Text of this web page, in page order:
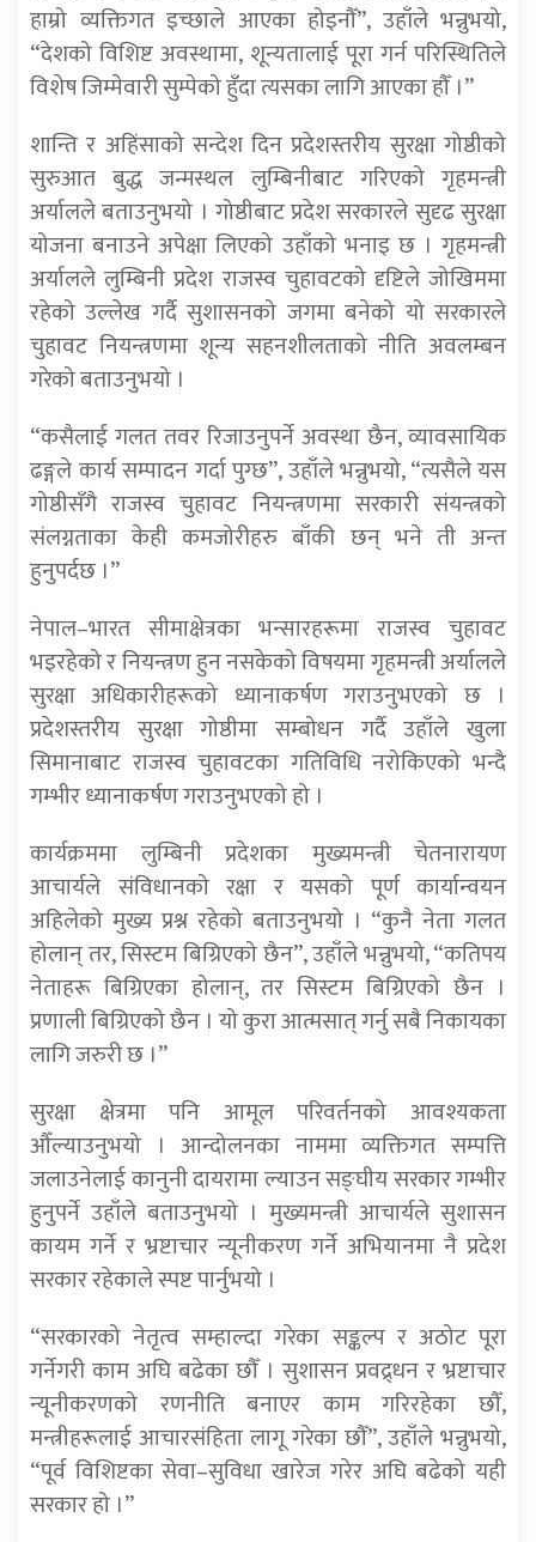
हाम्रो व्यक्तिगत इच्छाले आएका होइनौँ”, उहाँले भन्नुभयो,
“देशको विशिष्ट अवस्थामा, शून्यतालाई पूरा गर्न परिस्थितिले
विशेष जिम्मेवारी सुम्पेको हुँदा त्यसका लागि आएका हौँ ।”
शान्ति र अहिंसाको सन्देश दिन प्रदेशस्तरीय सुरक्षा गोष्ठीको
सुरुआत बुद्ध जन्मस्थल लुम्बिनीबाट गरिएको गृहमन्त्री
अर्यालले बताउनुभयो । गोष्ठीबाट प्रदेश सरकारले सुदृढ सुरक्षा
योजना बनाउने अपेक्षा लिएको उहाँको भनाइ छ । गृहमन्त्री
अर्यालले लुम्बिनी प्रदेश राजस्व चुहावटको दृष्टिले जोखिममा
रहेको उल्लेख गर्दै सुशासनको जगमा बनेको यो सरकारले
चुहावट नियन्त्रणमा शून्य सहनशीलताको नीति अवलम्बन
गरेको बताउनुभयो ।
“कसैलाई गलत तवर रिजाउनुपर्ने अवस्था छैन, व्यावसायिक
ढङ्गले कार्य सम्पादन गर्दा पुग्छ”, उहाँले भन्नुभयो, “त्यसैले यस
गोष्ठीसँगै राजस्व चुहावट नियन्त्रणमा सरकारी संयन्त्रको
संलग्नताका केही कमजोरीहरु बाँकी छन् भने ती अन्त
हुनुपर्दछ ।”
नेपाल–भारत सीमाक्षेत्रका भन्सारहरूमा राजस्व चुहावट
भइरहेको र नियन्त्रण हुन नसकेको विषयमा गृहमन्त्री अर्यालले
सुरक्षा अधिकारीहरूको ध्यानाकर्षण गराउनुभएको छ ।
प्रदेशस्तरीय सुरक्षा गोष्ठीमा सम्बोधन गर्दै उहाँले खुला
सिमानाबाट राजस्व चुहावटका गतिविधि नरोकिएको भन्दै
गम्भीर ध्यानाकर्षण गराउनुभएको हो ।
कार्यक्रममा लुम्बिनी प्रदेशका मुख्यमन्त्री चेतनारायण
आचार्यले संविधानको रक्षा र यसको पूर्ण कार्यान्वयन
अहिलेको मुख्य प्रश्न रहेको बताउनुभयो । “कुनै नेता गलत
होलान् तर, सिस्टम बिग्रिएको छैन”, उहाँले भन्नुभयो, “कतिपय
नेताहरू बिग्रिएका होलान्, तर सिस्टम बिग्रिएको छैन ।
प्रणाली बिग्रिएको छैन । यो कुरा आत्मसात् गर्नु सबै निकायका
लागि जरुरी छ ।”
सुरक्षा क्षेत्रमा पनि आमूल परिवर्तनको आवश्यकता
औँल्याउनुभयो । आन्दोलनका नाममा व्यक्तिगत सम्पत्ति
जलाउनेलाई कानुनी दायरामा ल्याउन सङ्घीय सरकार गम्भीर
हुनुपर्ने उहाँले बताउनुभयो । मुख्यमन्त्री आचार्यले सुशासन
कायम गर्ने र भ्रष्टाचार न्यूनीकरण गर्ने अभियानमा नै प्रदेश
सरकार रहेकाले स्पष्ट पार्नुभयो ।
“सरकारको नेतृत्व सम्हाल्दा गरेका सङ्कल्प र अठोट पूरा
गर्नेगरी काम अघि बढेका छौँ । सुशासन प्रवद्र्धन र भ्रष्टाचार
न्यूनीकरणको रणनीति बनाएर काम गरिरहेका छौँ,
मन्त्रीहरूलाई आचारसंहिता लागू गरेका छौँ”, उहाँले भन्नुभयो,
“पूर्व विशिष्टका सेवा–सुविधा खारेज गरेर अघि बढेको यही
सरकार हो ।”